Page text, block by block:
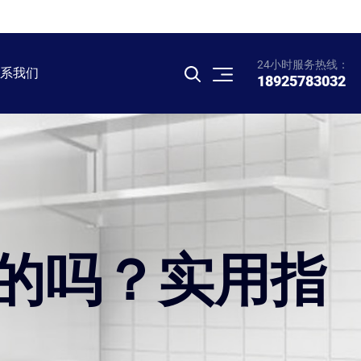
我们
24小时服务热线：
18925783032
吗？实用指